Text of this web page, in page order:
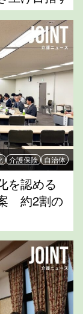
介護保険 自治体
を認める
約2割の